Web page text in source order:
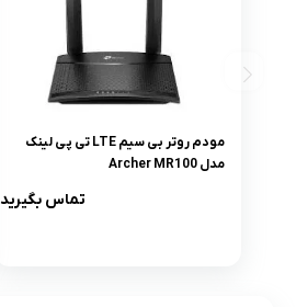
مودم روتر بی سیم LTE تی پی لینک
مدل Archer MR100
تماس بگیرید